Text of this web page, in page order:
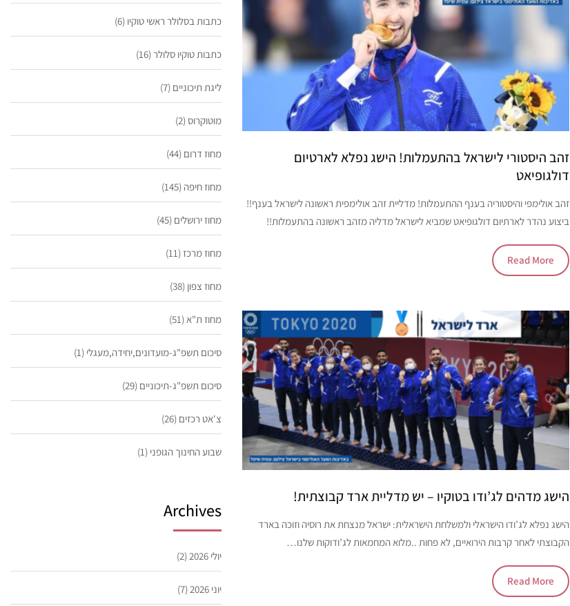
זהב היסטורי לישראל בהתעמלות! הישג נפלא לארטיום
דולגופיאט
זהב אולימפי והיסטוריה בענף ההתעמלות! מדליית זהב אולימפית ראשונה לישראל בענף!!
ביצוע נהדר לארתיום דולגופיאט שמביא לישראל מדליה מזהב ראשונה בהתעמלות!!
Read More
הישג מדהים לג’ודו בטוקיו – יש מדליית ארד קבוצתית!
הישג נפלא לג’ודו הישראלי ולמשלחת הישראלית: ישראל מנצחת את רוסיה וזוכה בארד
הקבוצתי לאחר קרבות הירואיים, לא פחות ..מלוא המחמאות לג’ודוקות שלנו…
Read More
כתבות בסלולר ראשי טוקיו (6)
כתבות טוקיו סלולר(16)
ליגת תיכוניים (7)
מוטוקרוס(2)
מחוז דרום (44)
מחוז חיפה (145)
מחוז ירושלים (45)
מחוז מרכז (11)
מחוז צפון (38)
מחוז ת"א(51)
סיכום תשפ"ג-מועדונים,יחידה,מעגלי (1)
סיכום תשפ"ג-תיכוניים (29)
צ'אט רכזים (26)
שבוע החינוך הגופני (1)
Archives
יולי 2026 (2)
יוני 2026 (7)